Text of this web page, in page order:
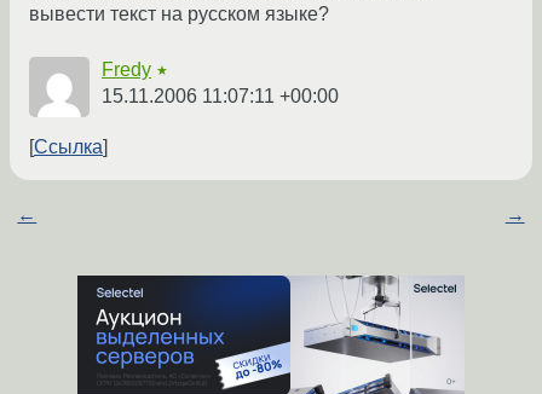
вывести текст на русском языке?
Fredy ★
15.11.2006 11:07:11 +00:00
Ссылка
← →